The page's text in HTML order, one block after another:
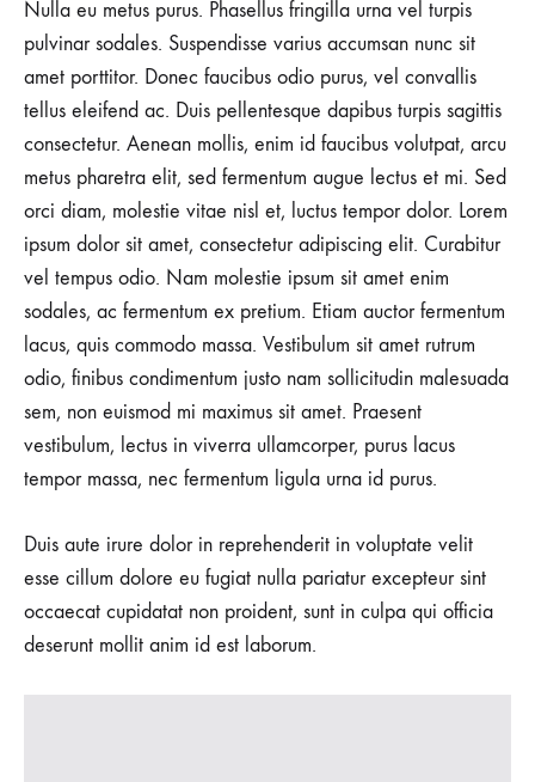
Nulla eu metus purus. Phasellus fringilla urna vel turpis
pulvinar sodales. Suspendisse varius accumsan nunc sit
amet porttitor. Donec faucibus odio purus, vel convallis
tellus eleifend ac. Duis pellentesque dapibus turpis sagittis
consectetur. Aenean mollis, enim id faucibus volutpat, arcu
metus pharetra elit, sed fermentum augue lectus et mi. Sed
orci diam, molestie vitae nisl et, luctus tempor dolor. Lorem
ipsum dolor sit amet, consectetur adipiscing elit. Curabitur
vel tempus odio. Nam molestie ipsum sit amet enim
sodales, ac fermentum ex pretium. Etiam auctor fermentum
lacus, quis commodo massa. Vestibulum sit amet rutrum
odio, finibus condimentum justo nam sollicitudin malesuada
sem, non euismod mi maximus sit amet. Praesent
vestibulum, lectus in viverra ullamcorper, purus lacus
tempor massa, nec fermentum ligula urna id purus.
Duis aute irure dolor in reprehenderit in voluptate velit
esse cillum dolore eu fugiat nulla pariatur excepteur sint
occaecat cupidatat non proident, sunt in culpa qui officia
deserunt mollit anim id est laborum.